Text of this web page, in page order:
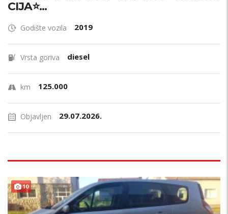
CIJA⭐...
Godište vozila 2019
Vrsta goriva diesel
km 125.000
Objavljen 29.07.2026.
10